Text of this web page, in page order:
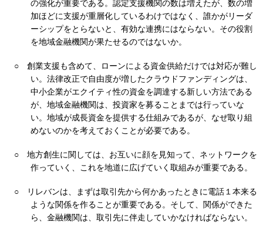
の強化が重要である。認定支援機関の数は増えたが、数の増
加ほどに支援が重層化しているわけではなく、誰かがリーダ
ーシップをとらないと、有効な連携にはならない。その役割
を地域金融機関が果たせるのではないか。
○
創業支援も含めて、ローンによる資金供給だけでは対応が難し
い。法律改正で自由度が増したクラウドファンディングは、
中小企業がエクイティ性の資金を調達する新しい方法である
が、地域金融機関は、投資家を募ることまでは行っていな
い。地域が成長資金を提供する仕組みであるが、なぜ取り組
めないのかを考えておくことが必要である。
○
地方創生に関しては、お互いに顔を見知って、ネットワークを
作っていく、これを地道に広げていく取組みが重要である。
○
リレバンは、まずは取引先から何かあったときに電話１本来る
ような関係を作ることが重要である。そして、関係ができた
ら、金融機関は、取引先に伴走していかなければならない。